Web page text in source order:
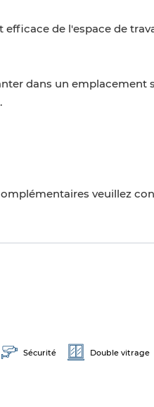
de l'espace de
dans un emplacement
veuillez
Sécurité Double vitrage